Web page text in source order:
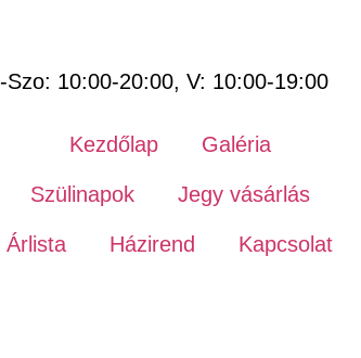
10:00-20:00, V: 10:00-19:00
Kezdőlap Galéria
Szülinapok Jegy vásárlás
Árlista Házirend Kapcsolat